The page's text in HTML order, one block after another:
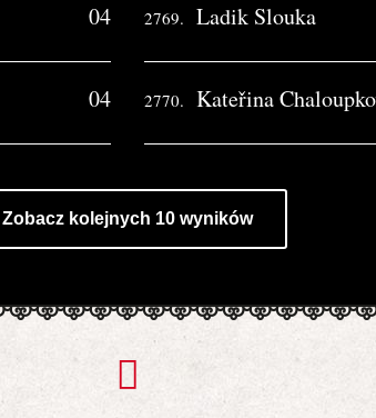
04
04
2769. Ladik Slouka
2770. Kateřina
Zobacz kolejnych 10 wyników